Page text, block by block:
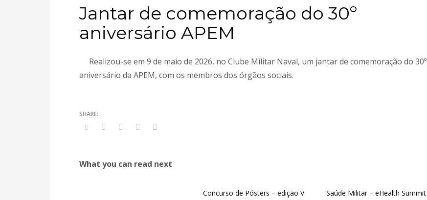
Jantar de comemoração do 30º
aniversário APEM
Realizou-se em 9 de maio de 2026, no Clube Militar Naval, um jantar de comemoração do 30º
aniversário da APEM, com os membros dos órgãos sociais.
What you can read next
Concurso de Pósters – edição V
Saúde Militar – eHealth Summit